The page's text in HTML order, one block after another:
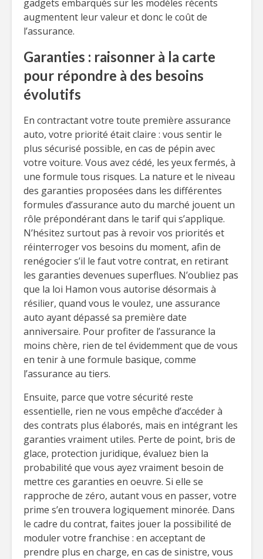
gadgets embarqués sur les modèles récents
augmentent leur valeur et donc le coût de
l’assurance.
Garanties : raisonner à la carte
pour répondre à des besoins
évolutifs
En contractant votre toute première assurance
auto, votre priorité était claire : vous sentir le
plus sécurisé possible, en cas de pépin avec
votre voiture. Vous avez cédé, les yeux fermés, à
une formule tous risques. La nature et le niveau
des garanties proposées dans les différentes
formules d’assurance auto du marché jouent un
rôle prépondérant dans le tarif qui s’applique.
N’hésitez surtout pas à revoir vos priorités et
réinterroger vos besoins du moment, afin de
renégocier s’il le faut votre contrat, en retirant
les garanties devenues superflues. N’oubliez pas
que la loi Hamon vous autorise désormais à
résilier, quand vous le voulez, une assurance
auto ayant dépassé sa première date
anniversaire. Pour profiter de l’assurance la
moins chère, rien de tel évidemment que de vous
en tenir à une formule basique, comme
l’assurance au tiers.
Ensuite, parce que votre sécurité reste
essentielle, rien ne vous empêche d’accéder à
des contrats plus élaborés, mais en intégrant les
garanties vraiment utiles. Perte de point, bris de
glace, protection juridique, évaluez bien la
probabilité que vous ayez vraiment besoin de
mettre ces garanties en oeuvre. Si elle se
rapproche de zéro, autant vous en passer, votre
prime s’en trouvera logiquement minorée. Dans
le cadre du contrat, faites jouer la possibilité de
moduler votre franchise : en acceptant de
prendre plus en charge, en cas de sinistre, vous